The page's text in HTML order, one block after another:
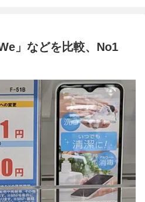
」などを比較、No1